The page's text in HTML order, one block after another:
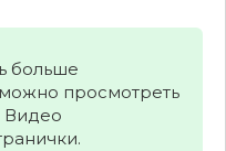
больше
просмотреть
Видео